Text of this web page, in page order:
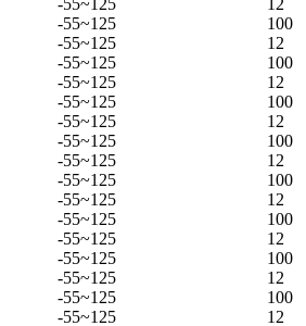
-55~125
100
-55~125
12
-55~125
100
-55~125
12
-55~125
100
-55~125
12
-55~125
100
-55~125
12
-55~125
100
-55~125
12
-55~125
100
-55~125
12
-55~125
100
-55~125
12
-55~125
100
-55~125
12